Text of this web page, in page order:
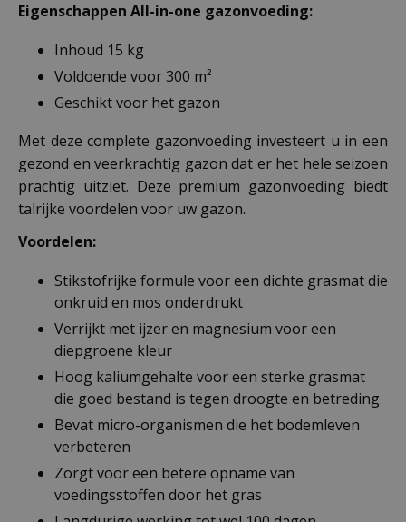
Eigenschappen All-in-one gazonvoeding:
Inhoud 15 kg
Voldoende voor 300 m²
Geschikt voor het gazon
Met deze complete gazonvoeding investeert u in een
gezond en veerkrachtig gazon dat er het hele seizoen
prachtig uitziet. Deze premium gazonvoeding biedt
talrijke voordelen voor uw gazon.
Voordelen:
Stikstofrijke formule voor een dichte grasmat die
onkruid en mos onderdrukt
Verrijkt met ijzer en magnesium voor een
diepgroene kleur
Hoog kaliumgehalte voor een sterke grasmat
die goed bestand is tegen droogte en betreding
Bevat micro-organismen die het bodemleven
verbeteren
Zorgt voor een betere opname van
voedingsstoffen door het gras